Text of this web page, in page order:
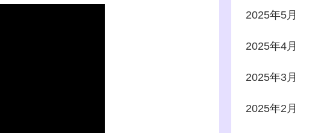
2025年5月
2025年4月
2025年3月
2025年2月